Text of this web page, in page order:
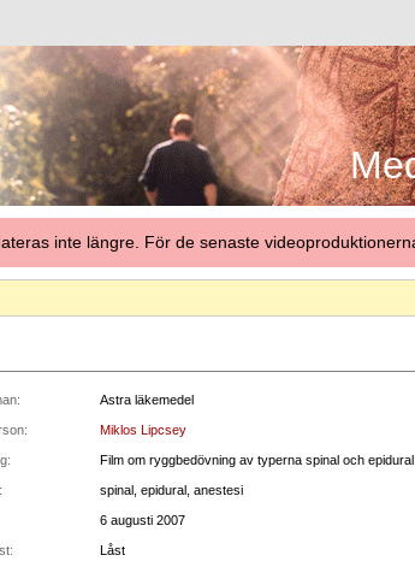
inte längre. För de senaste
Astra läkemedel
Miklos Lipcsey
Film om ryggbedövning av typerna spinal och epidural.
spinal, epidural, anestesi
6 augusti 2007
Låst